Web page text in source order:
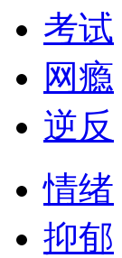
考试
网瘾
逆反
情绪
抑郁